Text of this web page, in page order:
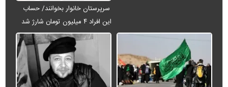
سرپرستان خانوار بخوانند/ حساب
این افراد ۴ میلیون تومان شارژ شد